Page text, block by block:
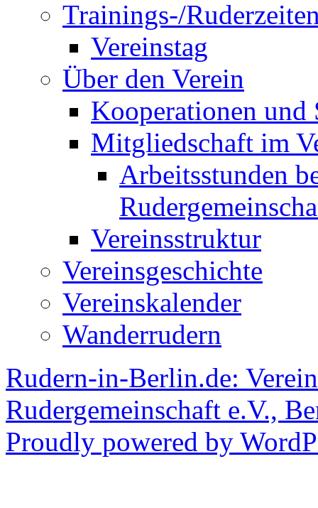
Trainings-/
Vereinstag
Über den Verein
Kooperationen und
Mitgliedschaft im
Arbeitsstunden
Vereinsstruktur
Vereinsgeschichte
Vereinskalender
Wanderrudern
Rudern-in-Berlin.de:
Rudergemeinschaft e.V.,
Proudly powered by